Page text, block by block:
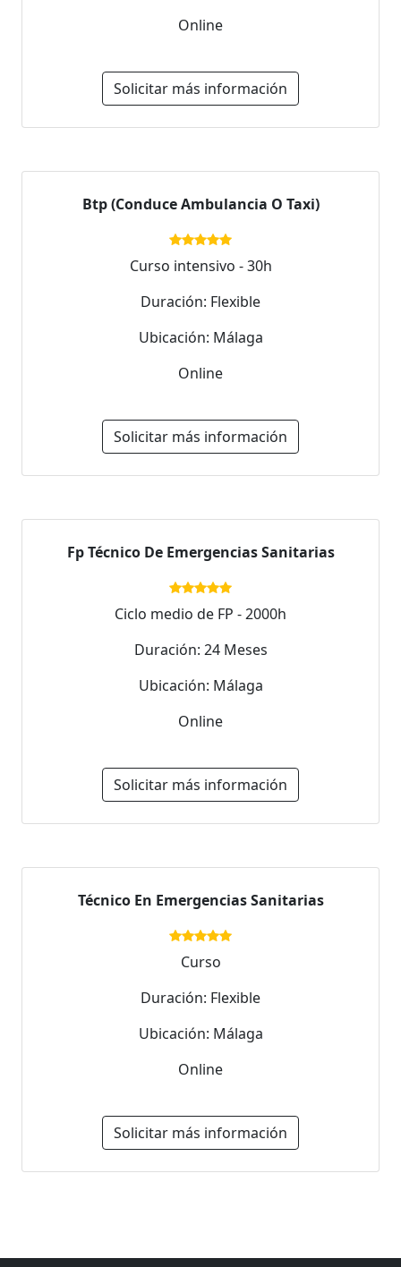
Online
Solicitar más información
Btp (Conduce Ambulancia O Taxi)
Curso intensivo - 30h
Duración: Flexible
Ubicación: Málaga
Online
Solicitar más información
Fp Técnico De Emergencias Sanitarias
Ciclo medio de FP - 2000h
Duración: 24 Meses
Ubicación: Málaga
Online
Solicitar más información
Técnico En Emergencias Sanitarias
Curso
Duración: Flexible
Ubicación: Málaga
Online
Solicitar más información